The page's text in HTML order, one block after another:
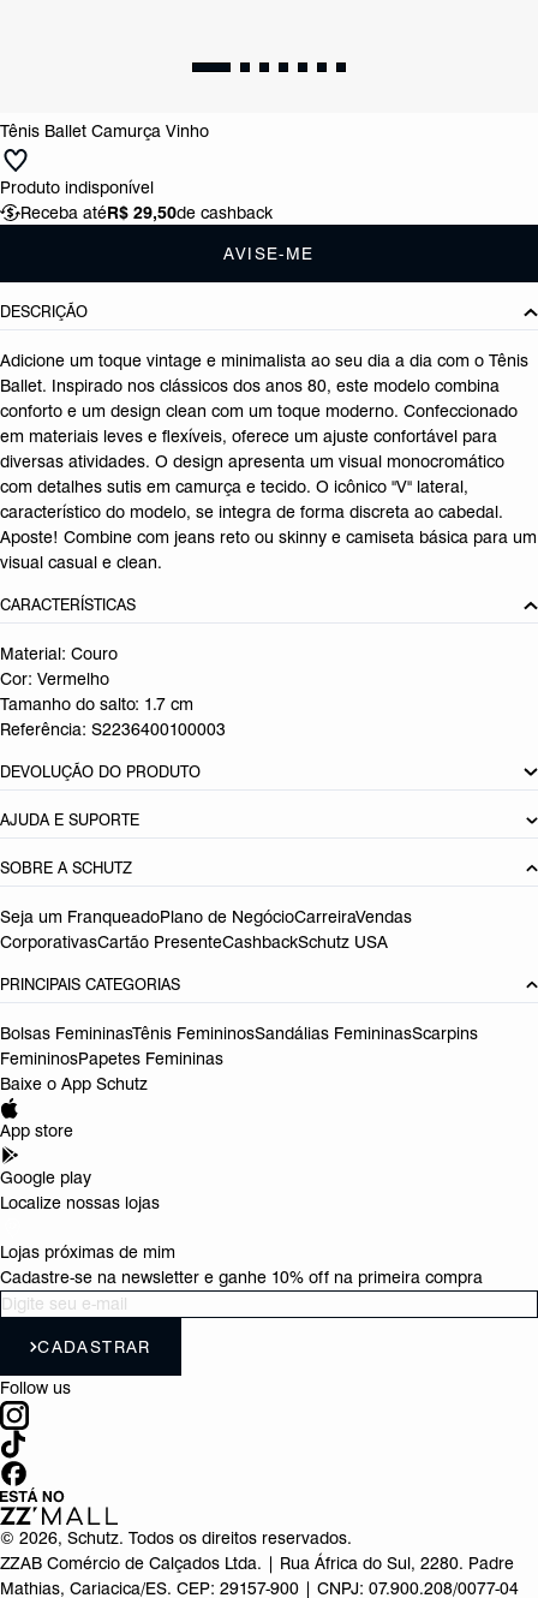
Tênis Ballet Camurça Vinho
Produto indisponível
Receba atéR$ 29,50de cashback
AVISE-ME
DESCRIÇÃO
Adicione um toque vintage e minimalista ao seu dia a dia com o Tênis
Ballet. Inspirado nos clássicos dos anos 80, este modelo combina
conforto e um design clean com um toque moderno. Confeccionado
em materiais leves e flexíveis, oferece um ajuste confortável para
diversas atividades. O design apresenta um visual monocromático
com detalhes sutis em camurça e tecido. O icônico "V" lateral,
característico do modelo, se integra de forma discreta ao cabedal.
Aposte! Combine com jeans reto ou skinny e camiseta básica para um
visual casual e clean.
CARACTERÍSTICAS
Material: Couro
Cor: Vermelho
Tamanho do salto: 1.7 cm
Referência: S2236400100003
DEVOLUÇÃO DO PRODUTO
AJUDA E SUPORTE
SOBRE A SCHUTZ
Seja um FranqueadoPlano de NegócioCarreiraVendas
CorporativasCartão PresenteCashbackSchutz USA
PRINCIPAIS CATEGORIAS
Bolsas FemininasTênis FemininosSandálias FemininasScarpins
FemininosPapetes Femininas
Baixe o App Schutz
App store
Google play
Localize nossas lojas
Lojas próximas de mim
Cadastre-se na newsletter e ganhe 10% off na primeira compra
CADASTRAR
Follow us
© 2026, Schutz. Todos os direitos reservados.
ZZAB Comércio de Calçados Ltda. | Rua África do Sul, 2280. Padre
Mathias, Cariacica/ES. CEP: 29157-900 | CNPJ: 07.900.208/0077-04